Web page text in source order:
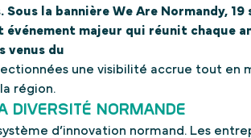
la bannière We Are Normandy,
majeur qui réunit chaque
venus du
une visibilité accrue tout en
région.
DIVERSITÉ NORMANDE
d’innovation normand. Les